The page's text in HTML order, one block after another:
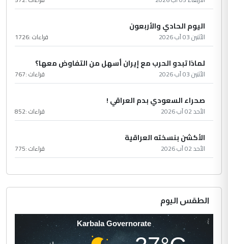
اليوم الحادي والأربعون
الأثنين 03 آب 2026 قراءات :1726
لماذا تبدو الحرب مع إيران أسهل من التفاوض معها؟
الأثنين 03 آب 2026 قراءات :767
صحراء السعودي بدم العراقي !
الأحد 02 آب 2026 قراءات :852
الأكشن بنسخته العراقية
الأحد 02 آب 2026 قراءات :775
الطقس اليوم
Karbala Governorate